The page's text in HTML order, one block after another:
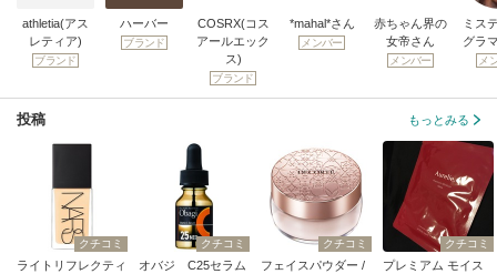
athletia(アス
レティア)
ブランド
ハーバー
ブランド
COSRX(コス
アールエック
ス)
ブランド
*mahal*さん
メンバー
赤ちゃん界の
女帝さん
メンバー
ミス
グラ
メ
投稿 もっとみる
クチコミ
ライトリフレクティ
クチコミ
オバジ C25セラム
クチコミ
フェイスパウダー /
クチコミ
プレミアム モイス